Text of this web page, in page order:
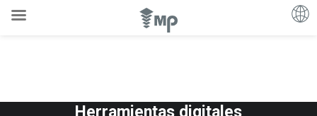
Herramientas digitales